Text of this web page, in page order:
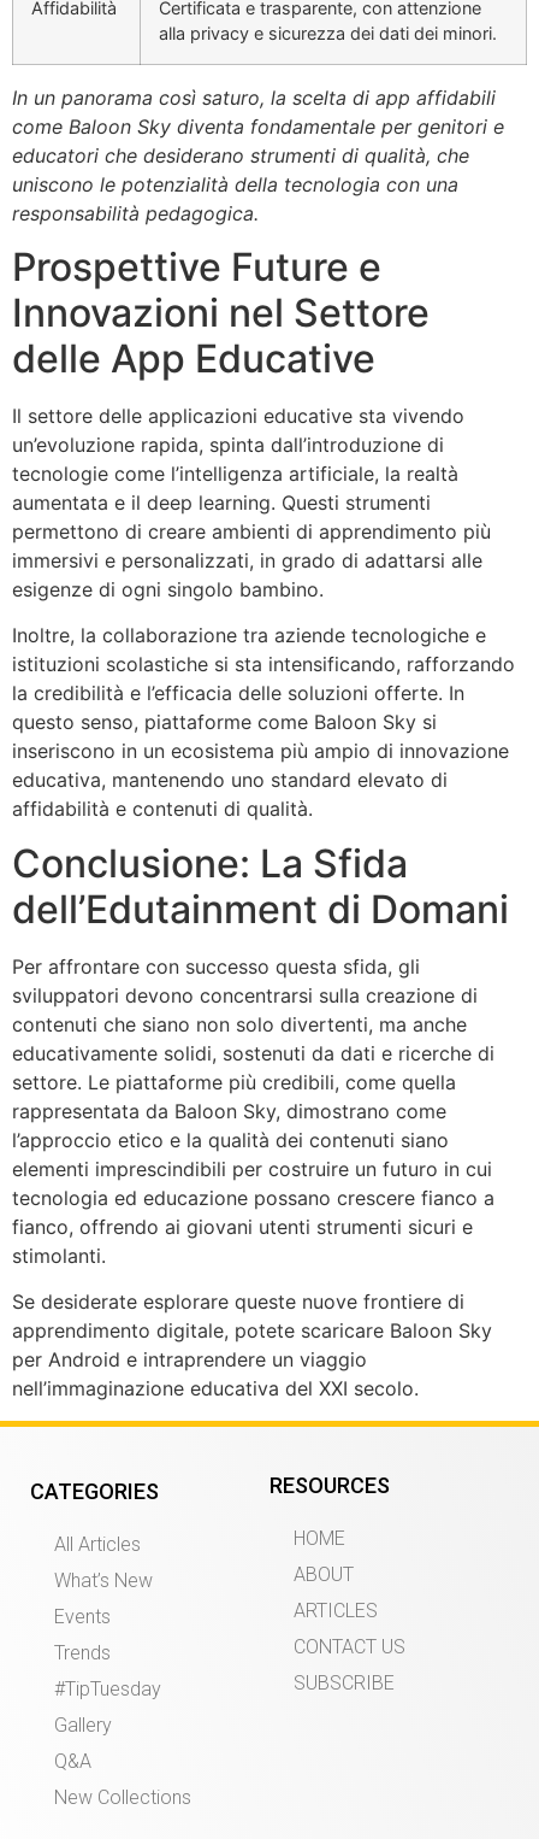
Affidabilità
Certificata e trasparente, con attenzione
alla privacy e sicurezza dei dati dei minori.
In un panorama così saturo, la scelta di app affidabili
come Baloon Sky diventa fondamentale per genitori e
educatori che desiderano strumenti di qualità, che
uniscono le potenzialità della tecnologia con una
responsabilità pedagogica.
Prospettive Future e
Innovazioni nel Settore
delle App Educative
Il settore delle applicazioni educative sta vivendo
un’evoluzione rapida, spinta dall’introduzione di
tecnologie come l’intelligenza artificiale, la realtà
aumentata e il deep learning. Questi strumenti
permettono di creare ambienti di apprendimento più
immersivi e personalizzati, in grado di adattarsi alle
esigenze di ogni singolo bambino.
Inoltre, la collaborazione tra aziende tecnologiche e
istituzioni scolastiche si sta intensificando, rafforzando
la credibilità e l’efficacia delle soluzioni offerte. In
questo senso, piattaforme come Baloon Sky si
inseriscono in un ecosistema più ampio di innovazione
educativa, mantenendo uno standard elevato di
affidabilità e contenuti di qualità.
Conclusione: La Sfida
dell’Edutainment di Domani
Per affrontare con successo questa sfida, gli
sviluppatori devono concentrarsi sulla creazione di
contenuti che siano non solo divertenti, ma anche
educativamente solidi, sostenuti da dati e ricerche di
settore. Le piattaforme più credibili, come quella
rappresentata da Baloon Sky, dimostrano come
l’approccio etico e la qualità dei contenuti siano
elementi imprescindibili per costruire un futuro in cui
tecnologia ed educazione possano crescere fianco a
fianco, offrendo ai giovani utenti strumenti sicuri e
stimolanti.
Se desiderate esplorare queste nuove frontiere di
apprendimento digitale, potete scaricare Baloon Sky
per Android e intraprendere un viaggio
nell’immaginazione educativa del XXI secolo.
CATEGORIES
All Articles
What’s New
Events
Trends
#TipTuesday
Gallery
Q&A
New Collections
RESOURCES
HOME
ABOUT
ARTICLES
CONTACT US
SUBSCRIBE